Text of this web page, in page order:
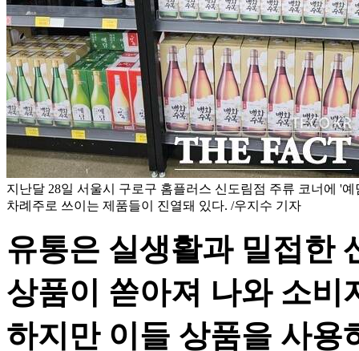
지난달 28일 서울시 구로구 홈플러스 신도림점 주류 코너에 '
차례주로 쓰이는 제품들이 진열돼 있다. /우지수 기자
유통은 실생활과 밀접한
상품이 쏟아져 나와 소비
하지만 이들 상품을 사용